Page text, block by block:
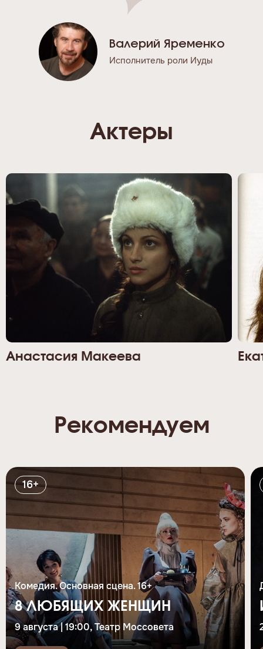
Валерий Яременко
Исполнитель роли Иуды
Актеры
Анастасия Макеева
Рекомендуем
16+
Комедия. Основная сцена. 16+
8 ЛЮБЯЩИХ ЖЕНЩИН
9 августа | 19:00, Театр Моссовета